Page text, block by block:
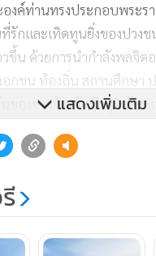
งค์ท่านทรงประกอบพระร
รักและเทิดทูนยิ่งของปวงช
ขึ้น ด้วยการนำกำลังพลจิต
อกชน ท้องถิ่น สถานศึกษา
นของชาวจังหวัดชัยภูมิ ด้วยแ
แสดงเพิ่มเติม